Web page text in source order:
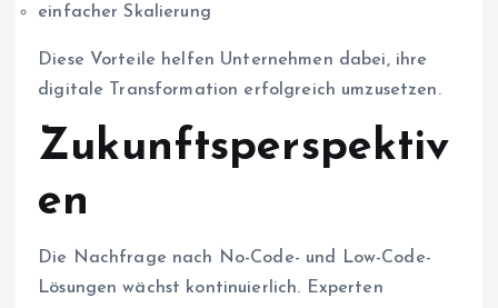
einfacher Skalierung
Diese Vorteile helfen Unternehmen dabei, ihre
digitale Transformation erfolgreich umzusetzen.
Zukunftsperspektiv
en
Die Nachfrage nach No-Code- und Low-Code-
Lösungen wächst kontinuierlich. Experten